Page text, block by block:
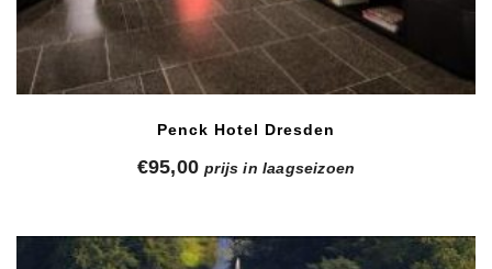
Penck Hotel Dresden
€95,00 prijs in laagseizoen